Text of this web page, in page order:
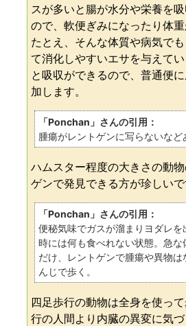
スが多いと腸が水分や栄養を
ので、軟便ぎみになったり体重
たとえ、そんな体質や病気で
て消化しやすいエサを与えて
と吸収ができるので、普通便
加します。
「Ponchan」さんの引用：
腫瘍がレントゲンに写らないなど
ハムスター程度の大きさの動
ゲンで発見できる方が珍しいで
「Ponchan」さんの引用：
便秘気味でガスが溜まりヨダレを
時には何も食べれない状態。急な
だけ、レントゲンで腫瘍や異物
んじで歩く。
四足歩行の動物は全身を使っ
行の人間より内臓の異変に気